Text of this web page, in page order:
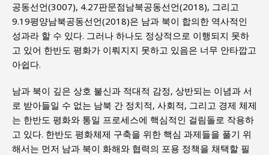
공동선언(3007), 4.27판문점남북공동선언(2018), 그리고
9.19평양남북공동선언(2018)은 남과 북이 합의한 역사적인
성과라 할 수 있다. 그러나 하나도 정상적으로 이행되지 못하
고 있어 한반도 평화가 이뤄지지 못하고 있음은 너무 안타깝고
아쉽다.
남과 북이 깊은 상호 불신과 적대적 감정, 상반되는 이념과 서
로 받아들일 수 없는 남북 간 정치적, 사회적, 그리고 경제 체제
는 한반도 평화와 통일 프로세스에 핵심적인 걸림돌로 작용하
고 있다. 한반도 평화체제 구축을 위한 핵심 과제들을 풀기 위
해서는 먼저 남과 북이 화해와 협력의 포용 정책을 채택할 필